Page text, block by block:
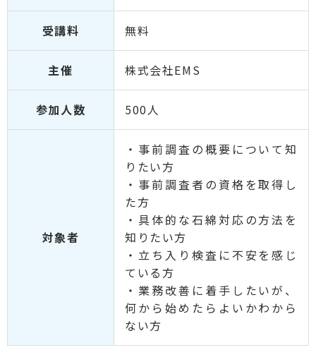
受講料 無料
主催 株式会社EMS
参加人数 500人
対象者
・事前調査の概要について知
りたい方
・事前調査者の資格を取得し
た方
・具体的な石綿対応の方法を
知りたい方
・立ち入り検査に不安を感じ
ている方
・業務改善に着手したいが、
何から始めたらよいかわから
ない方